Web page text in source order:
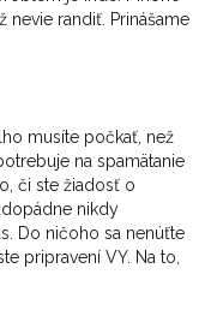
nevie randiť. Prinášame
musíte počkať, než
na spamätanie
či ste žiadosť o
nikdy
Do ničoho sa nenúťte
pripravení VY. Na to,